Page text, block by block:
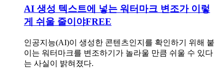
AI 생성 텍스트에 넣는 워터마크 변조가 이렇
게 쉬울 줄이야FREE
인공지능(AI)이 생성한 콘텐츠인지를 확인하기 위해 붙
이는 워터마크를 변조하기가 놀라울 만큼 쉬울 수 있다
는 사실이 밝혀졌다.